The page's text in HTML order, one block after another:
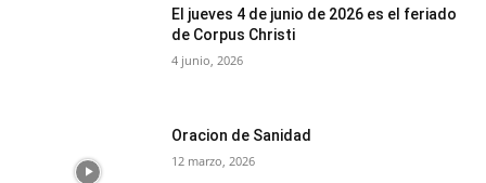
El jueves 4 de junio de 2026 es el feriado
de Corpus Christi
4 junio, 2026
Oracion de Sanidad
12 marzo, 2026